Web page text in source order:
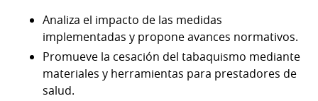
Analiza el impacto de las medidas
implementadas y propone avances normativos.
Promueve la cesación del tabaquismo mediante
materiales y herramientas para prestadores de
salud.